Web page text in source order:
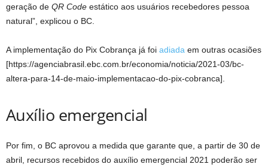
geração de QR Code estático aos usuários recebedores pessoa
natural”, explicou o BC.
A implementação do Pix Cobrança já foi adiada em outras ocasiões
[https://agenciabrasil.ebc.com.br/economia/noticia/2021-03/bc-
altera-para-14-de-maio-implementacao-do-pix-cobranca].
Auxílio emergencial
Por fim, o BC aprovou a medida que garante que, a partir de 30 de
abril, recursos recebidos do auxílio emergencial 2021 poderão ser